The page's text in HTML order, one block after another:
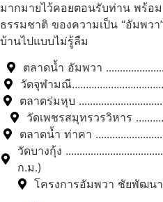
มากมายไว้คอยตอนรับท่าน พร้อ
ธรรมชาติ ของความเป็น “อัมพว
บ้านไปแบบไม่รู้ลืม
ตลาดน้ำ อัมพวา
วัดจุฬามณี
ตลาดร่มหุบ
วัดเพชรสมุทรวรวิหาร
ตลาดน้ำ ท่าคา
วัดบางกุ้ง
ก.ม.)
โครงการอัมพวา ชัยพัฒนา